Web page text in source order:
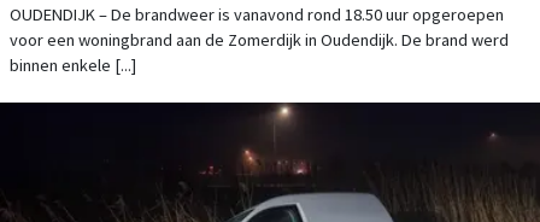
OUDENDIJK – De brandweer is vanavond rond 18.50 uur opgeroepen
voor een woningbrand aan de Zomerdijk in Oudendijk. De brand werd
binnen enkele [...]